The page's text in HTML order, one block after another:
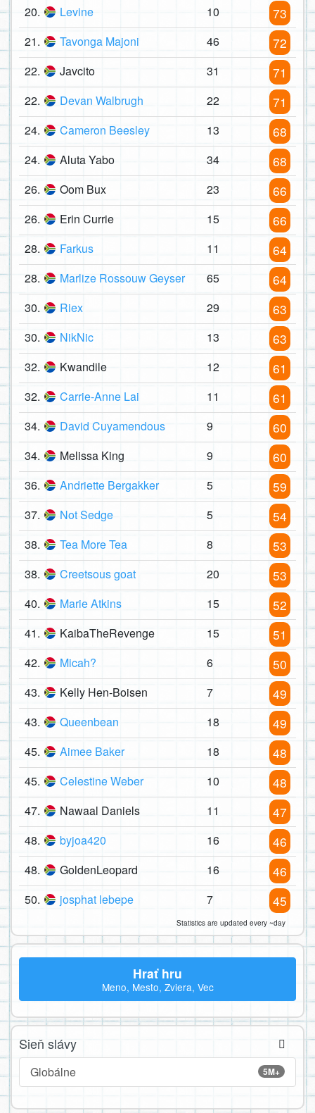
20. Levine 10 73
21. Tavonga Majoni 46 72
22. Javcito 31 71
22. Devan Walbrugh 22 71
24. Cameron Beesley 13 68
24. Aluta Yabo 34 68
26. Oom Bux 23 66
26. Erin Currie 15 66
28. Farkus 11 64
28. Marlize Rossouw Geyser 65 64
30. Riex 29 63
30. NikNic 13 63
32. Kwandile 12 61
32. Carrie-Anne Lai 11 61
34. David Cuyamendous 9 60
34. Melissa King 9 60
36. Andriette Bergakker 5 59
37. Not Sedge 5 54
38. Tea More Tea 8 53
38. Creetsous goat 20 53
40. Marie Atkins 15 52
41. KaibaTheRevenge 15 51
42. Micah? 6 50
43. Kelly Hen-Boisen 7 49
43. Queenbean 18 49
45. Aimee Baker 18 48
45. Celestine Weber 10 48
47. Nawaal Daniels 11 47
48. byjoa420 16 46
48. GoldenLeopard 16 46
50. josphat lebepe 7 45
Statistics are updated every ~day
Hrať hru
Meno, Mesto, Zviera, Vec
Sieň slávy
5M+
Globálne